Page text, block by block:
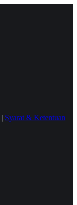
| Syarat & Ketentuan